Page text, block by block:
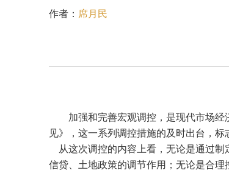
作者： 席月民
加强和完善宏观调控，是现代市场
见》，这一系列调控措施的及时出台，
从这次调控的内容上看，无论是通过制
信贷、土地政策的调节作用；无论是合